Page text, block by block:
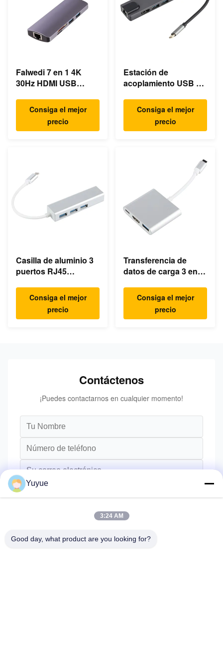
Falwedi 7 en 1 4K
30Hz HDMI USB
Consiga el mejor
precio
Estación de
acoplamiento USB C
portátiles ultrarápidas
Gigabit Ethernet
Consiga el mejor
precio
Casilla de aluminio 3
puertos RJ45
HubConsiga el mejor
precio
Transferencia de
datos de carga 3 en 1
tipo C Hub
Consiga el mejor
precio
Contáctenos
¡Puedes contactarnos en cualquier momento!
Yuyue
3:24 AM
Good day, what product are you looking for?